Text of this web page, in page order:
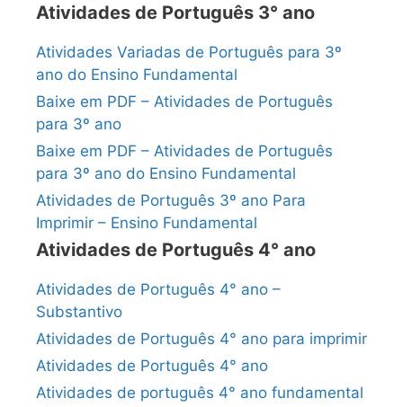
Atividades de Português 3° ano
Atividades Variadas de Português para 3º
ano do Ensino Fundamental
Baixe em PDF – Atividades de Português
para 3º ano
Baixe em PDF – Atividades de Português
para 3º ano do Ensino Fundamental
Atividades de Português 3º ano Para
Imprimir – Ensino Fundamental
Atividades de Português 4° ano
Atividades de Português 4° ano –
Substantivo
Atividades de Português 4° ano para imprimir
Atividades de Português 4° ano
Atividades de português 4° ano fundamental